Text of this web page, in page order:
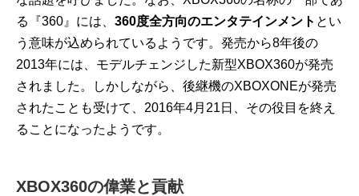
る『360』には、 360度全方向のエンタテインメント とい
う意味が込められているようです。発売から8年後の
2013年には、モデルチェンジした新型XBOX360が発売
されました。しかしながら、後継機のXBOXONEが発売
されたことも受けて、2016年4月21日、その役目を終え
ることになったようです。
XBOX360の偉業と貢献